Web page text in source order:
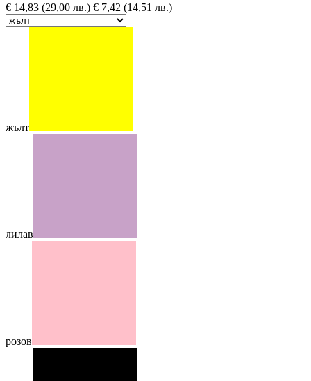
€14,83(29,00 лв.) € 7,42 (14,51 лв.)
жълт
лилав
розов